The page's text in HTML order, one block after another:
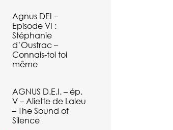
Agnus DEI –
Episode VI :
Stéphanie
d’Oustrac –
Connais-toi toi
même
AGNUS D.E.I. – ép.
V – Aliette de Laleu
– The Sound of
Silence